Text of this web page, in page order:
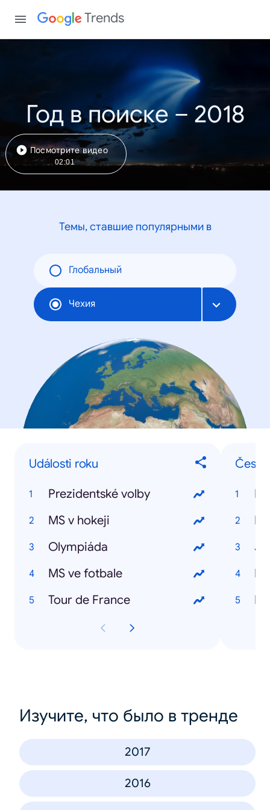
Trends
Год в поиске – 2018
Посмотрите видео
02:01
Темы, ставшие популярными в
Глобальный
Чехия
Události roku
Prezidentské volby
MS v hokeji
Olympiáda
MS ve fotbale
Tour de France
Изучите, что было в тренде
2017
2016